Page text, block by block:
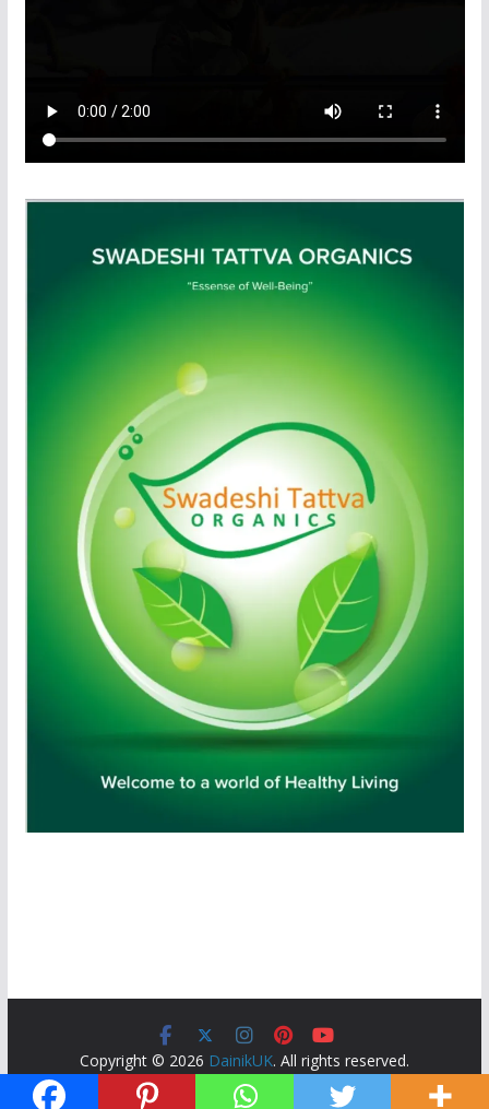
Copyright © 2026 DainikUK. All rights reserved.
Theme:
ColorMag by ThemeGrill. Powered by WordPress.